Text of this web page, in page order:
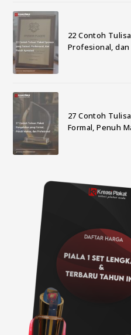
22 Contoh
Profesional,
27 Contoh
Formal, Penuh